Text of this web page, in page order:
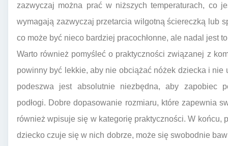
zazwyczaj można prać w niższych temperaturach, co
wymagają zazwyczaj przetarcia wilgotną ściereczką lub
co może być nieco bardziej pracochłonne, ale nadal jest
Warto również pomyśleć o praktyczności związanej z
powinny być lekkie, aby nie obciążać nóżek dziecka i
podeszwa jest absolutnie niezbędna, aby zapobiec
podłogi. Dobre dopasowanie rozmiaru, które zapewnia
również wpisuje się w kategorię praktyczności. W końcu,
dziecko czuje się w nich dobrze, może się swobodnie